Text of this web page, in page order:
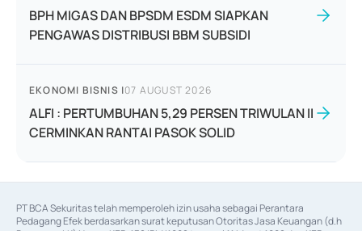
BPH MIGAS DAN BPSDM ESDM SIAPKAN
PENGAWAS DISTRIBUSI BBM SUBSIDI
EKONOMI BISNIS |07 AUGUST 2026
ALFI : PERTUMBUHAN 5,29 PERSEN TRIWULAN II
CERMINKAN RANTAI PASOK SOLID
PT BCA Sekuritas telah memperoleh izin usaha sebagai Perantara
Pedagang Efek berdasarkan surat keputusan Otoritas Jasa Keuangan (d.h